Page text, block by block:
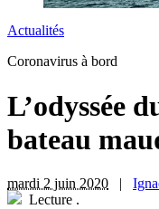
Actualités
Coronavirus à bord
L’odyssée
bateau
mardi 2 juin 2020 |
Lecture .